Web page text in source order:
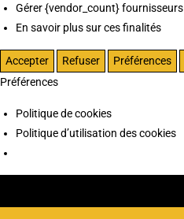
Gérer {vendor_count} fournisseurs
En savoir plus sur ces finalités
Accepter Refuser Préférences
Préférences
Politique de cookies
Politique d’utilisation des cookies